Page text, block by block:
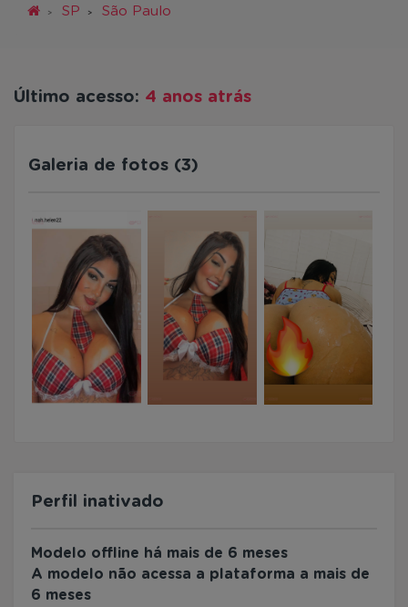
SP São Paulo
Último acesso: 4 anos atrás
Galeria de fotos (3)
Perfil inativado
Modelo offline há mais de 6 meses
A modelo não acessa a plataforma a mais de
6 meses